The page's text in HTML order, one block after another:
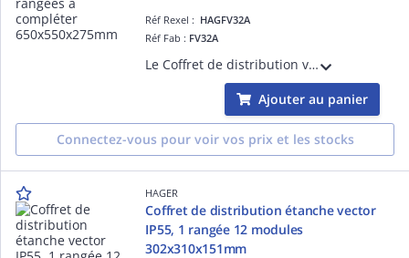
Réf Rexel : HAGFV32A
Réf Fab : FV32A
Le Coffret de distribution vegaD à compléter, avec ses 3 rangées à compléter, est idéal pour les installations résidentielles ou tertiaires. Pour des installations saillie nécessitant un IP55.
Ajouter au panier
Connectez-vous pour voir vos prix et les stocks
HAGER
Coffret de distribution étanche vector
IP55, 1 rangée 12 modules
302x310x151mm